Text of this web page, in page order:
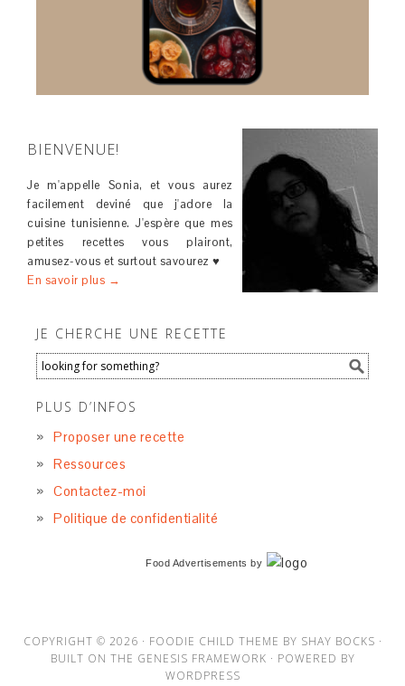
BIENVENUE!
Je m'appelle Sonia, et vous aurez
facilement deviné que j'adore la
cuisine tunisienne. J'espère que mes
petites recettes vous plairont,
amusez-vous et surtout savourez ♥
En savoir plus →
JE CHERCHE UNE RECETTE
PLUS D’INFOS
Proposer une recette
Ressources
Contactez-moi
Politique de confidentialité
Food Advertisements by
COPYRIGHT © 2026 · FOODIE CHILD THEME BY SHAY BOCKS ·
BUILT ON THE GENESIS FRAMEWORK · POWERED BY
WORDPRESS